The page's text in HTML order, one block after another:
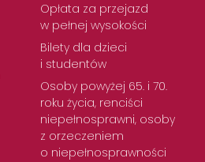
Opłata za przejazd
w pełnej wysokości
Bilety dla dzieci
i studentów
Osoby powyżej 65. i 70.
roku życia, renciści
niepełnosprawni, osoby
z orzeczeniem
o niepełnosprawności